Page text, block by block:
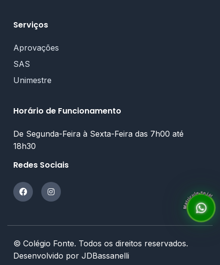
Matricule-se já!
Serviços
Aprovações
SAS
Unimestre
Horário de Funcionamento
De Segunda-Feira à Sexta-Feira das 7h00 até
18h30
Redes Sociais
© Colégio Fonte. Todos os direitos reservados.
Desenvolvido por JDBassanelli